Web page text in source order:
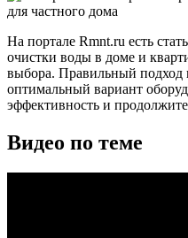
На портале Rmnt.ru есть
очистки воды в доме и
выбора. Правильный подход
оптимальный вариант
эффективность и
Видео по теме